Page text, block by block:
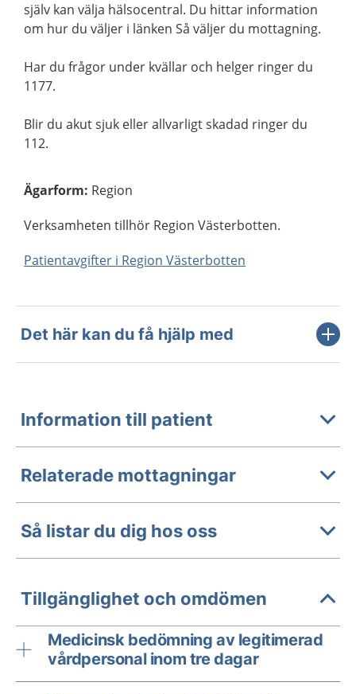
själv kan välja hälsocentral. Du hittar information
om hur du väljer i länken Så väljer du mottagning.
Har du frågor under kvällar och helger ringer du
1177.
Blir du akut sjuk eller allvarligt skadad ringer du
112.
Ägarform: Region
Verksamheten tillhör Region Västerbotten.
Patientavgifter i Region Västerbotten
Det här kan du få hjälp med
Information till patient
Relaterade mottagningar
Så listar du dig hos oss
Tillgänglighet och omdömen
Medicinsk bedömning av legitimerad
vårdpersonal inom tre dagar